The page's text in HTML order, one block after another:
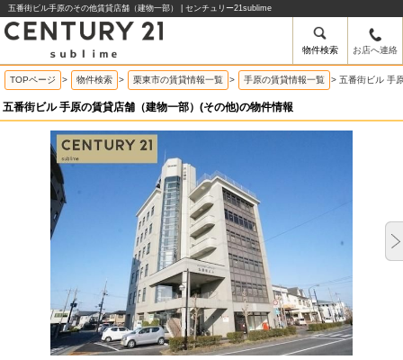
五番街ビル手原のその他賃貸店舗（建物一部） | センチュリー21sublime
物件検索 お店へ連絡
TOPページ > 物件検索 > 栗東市の賃貸情報一覧 > 手原の賃貸情報一覧 > 五番街ビル 手
五番街ビル 手原の賃貸店舗（建物一部）(その他)の物件情報